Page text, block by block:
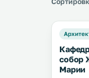
собор
Марии